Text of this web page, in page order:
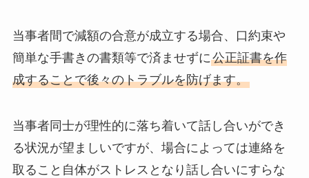
当事者間で減額の合意が成立する場合、口約束や
簡単な手書きの書類等で済ませずに公正証書を作
成することで後々のトラブルを防げます。
当事者同士が理性的に落ち着いて話し合いができ
る状況が望ましいですが、場合によっては連絡を
取ること自体がストレスとなり話し合いにすらな